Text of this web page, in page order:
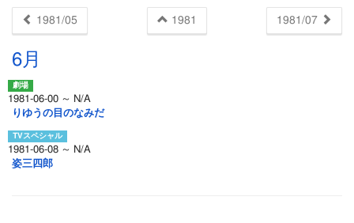
1981/05 1981 1981/07
6月
1981-06-00 ～ N/A
りゆうの目のなみだ
1981-06-08 ～ N/A
姿三四郎